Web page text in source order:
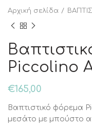
Αρχική σελίδα
Piccolino
€165,00
Βαπτιστικό φόρεμα
μεσάτο με μπούστο